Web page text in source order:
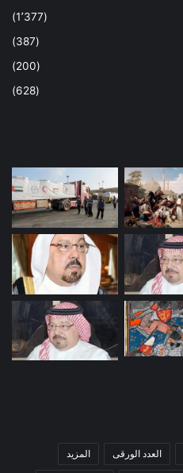
(1٬377)
(387)
(200)
(628)
العدد الورقى المزيد